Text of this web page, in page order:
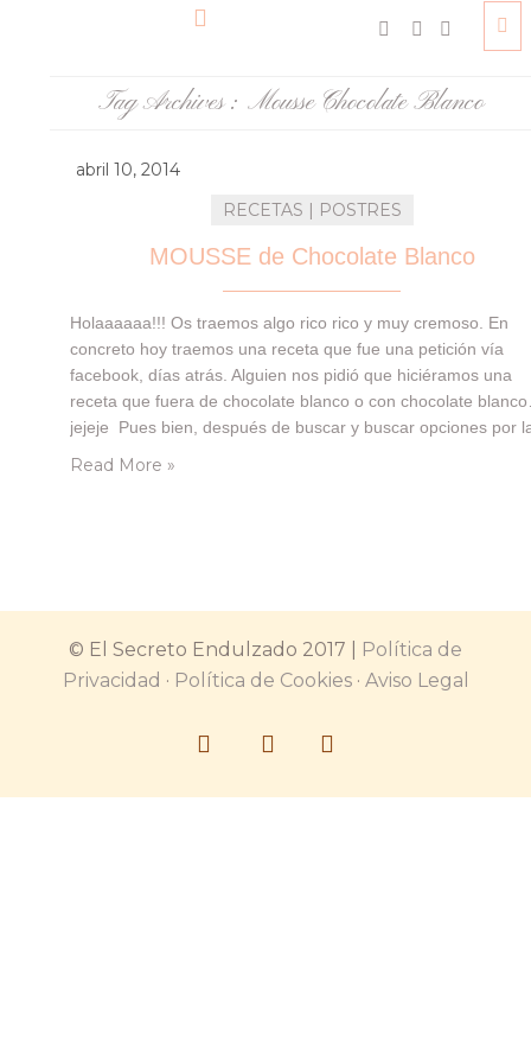
Tag Archives : Mousse Chocolate Blanco
abril 10, 2014
RECETAS | POSTRES
MOUSSE de Chocolate Blanco
Holaaaaaa!!! Os traemos algo rico rico y muy cremoso. En
concreto hoy traemos una receta que fue una petición vía
facebook, días atrás. Alguien nos pidió que hiciéramos una
receta que fuera de chocolate blanco o con chocolate
jejeje Pues bien, después de buscar y buscar opciones por
Read More »
© El Secreto Endulzado 2017 |
Política de
Privacidad · Política de Cookies· Aviso Legal